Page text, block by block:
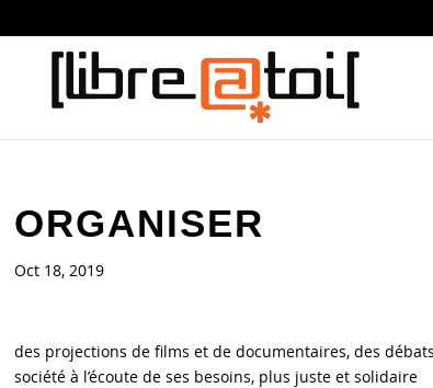
ORGANISER
Oct 18, 2019
des projections de films et de documentaires, des
société à l’écoute de ses besoins, plus juste et solidaire